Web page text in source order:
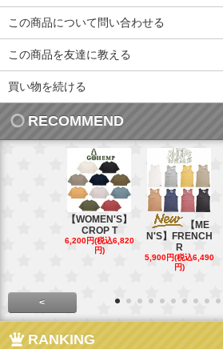
この商品について問い合わせる
この商品を友達に教える
買い物を続ける
RECOMMEND
【WOMEN'S】
CROP T
6,200円(税込6,820
円)
【ME
N'S】FRENCH
R
5,900円(税込6,490
円)
<
RANKING